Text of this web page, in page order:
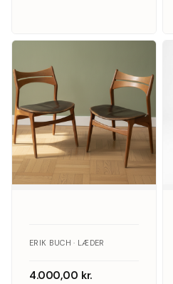
ERIK BUCH · LÆDER
4.000,00 kr.